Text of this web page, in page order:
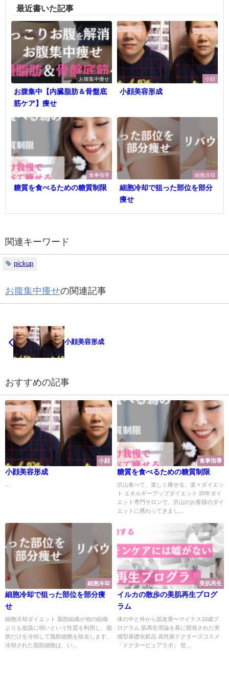
最近書いた記事
お腹集中痩せ
お腹集中【内臓脂肪＆骨盤底
筋ケア】痩せ
小顔
小顔美容形成
食事指導
糖質を食べるための糖質制限
細胞冷却
細胞冷却で狙った部位を部分
痩せ
関連キーワード
pickup
お腹集中痩せの関連記事
小顔美容形成
おすすめの記事
小顔
小顔美容形成
食事指導
糖質を食べるための糖質制限
沢山食べて、楽しく痩せる。楽々ダイエッ
ト エネルギーアップダイエット 20年ダイ
エット専門サロンで、沢山のお客様のダイ
エットに携わってきまし...
細胞冷却
細胞冷却で狙った部位を部分痩
せ
細胞冷却ダイエット 脂肪組織が他の組織
よりも低温に弱いという性質を利用し、脂
肪だけを冷却して脂肪細胞を除去します。
冷却された脂肪細胞は、い...
美肌再生
イルカの散歩の美肌再生プログ
ラム
体の中と外から肌改善〜マイナス10歳プ
ログラム 肌再生理論を基に開発された実
感型基礎化粧品 高性能ドクターズコスメ
「ドクターピュアラボ」 世...